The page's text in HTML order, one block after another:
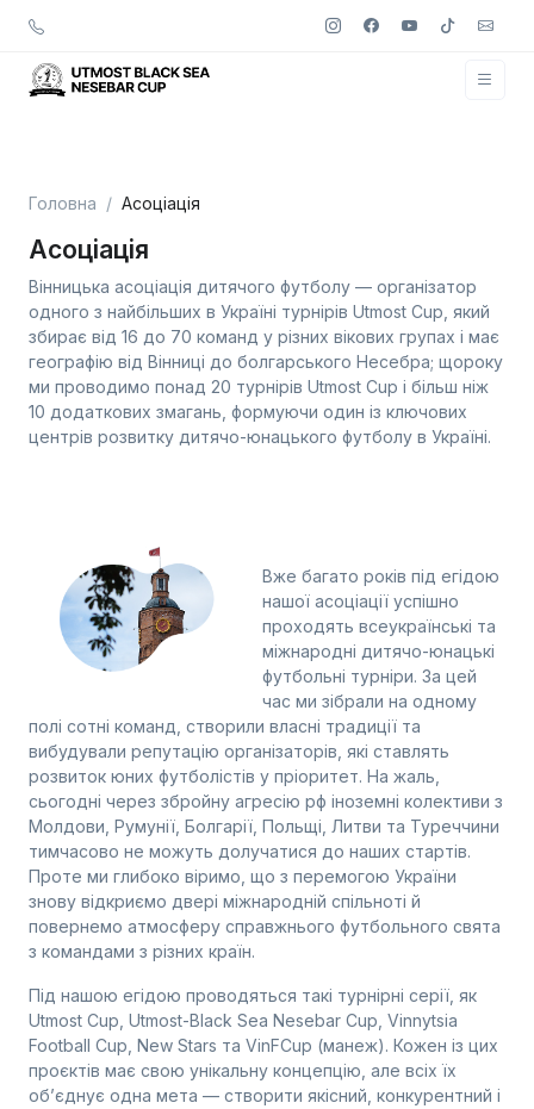
Головна Асоціація
Асоціація
Вінницька асоціація дитячого футболу — організатор
одного з найбільших в Україні турнірів Utmost Cup, який
збирає від 16 до 70 команд у різних вікових групах і має
географію від Вінниці до болгарського Несебра; щороку
ми проводимо понад 20 турнірів Utmost Cup і більш ніж
10 додаткових змагань, формуючи один із ключових
центрів розвитку дитячо-юнацького футболу в Україні.
Вже багато років під егідою
нашої асоціації успішно
проходять всеукраїнські та
міжнародні дитячо-юнацькі
футбольні турніри. За цей
час ми зібрали на одному
полі сотні команд, створили власні традиції та
вибудували репутацію організаторів, які ставлять
розвиток юних футболістів у пріоритет. На жаль,
сьогодні через збройну агресію рф іноземні колективи з
Молдови, Румунії, Болгарії, Польщі, Литви та Туреччини
тимчасово не можуть долучатися до наших стартів.
Проте ми глибоко віримо, що з перемогою України
знову відкриємо двері міжнародній спільноті й
повернемо атмосферу справжнього футбольного свята
з командами з різних країн.
Під нашою егідою проводяться такі турнірні серії, як
Utmost Cup, Utmost-Black Sea Nesebar Cup, Vinnytsia
Football Cup, New Stars та VinFCup (манеж). Кожен із цих
проєктів має свою унікальну концепцію, але всіх їх
об’єднує одна мета — створити якісний, конкурентний і